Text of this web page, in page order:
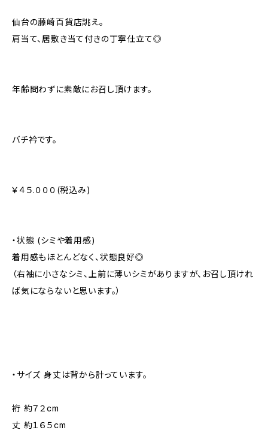
仙台の藤崎百貨店誂え。
肩当て、居敷き当て付きの丁寧仕立て◎
年齢問わずに素敵にお召し頂けます。
バチ衿です。
￥４５.０００(税込み)
・状態 (シミや着用感)
着用感もほとんどなく、状態良好◎
（右袖に小さなシミ、上前に薄いシミがありますが、お召し頂けれ
ば気にならないと思います。）
・サイズ 身丈は背から計っています。
裄 約７２cm
丈 約１６５cm